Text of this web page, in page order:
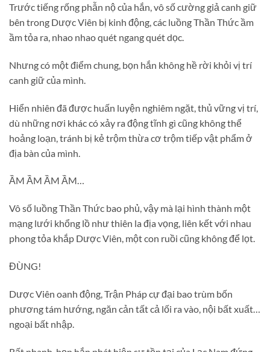
Trước tiếng rống phẫn nộ của hắn, vô số cường giả canh giữ
bên trong Dược Viên bị kinh động, các luồng Thần Thức ầm
ầm tỏa ra, nhao nhao quét ngang quét dọc.
Nhưng có một điểm chung, bọn hắn không hề rời khỏi vị trí
canh giữ của mình.
Hiển nhiên đã được huấn luyện nghiêm ngặt, thủ vững vị trí,
dù những nơi khác có xảy ra động tĩnh gì cũng không thể
hoảng loạn, tránh bị kẻ trộm thừa cơ trộm tiếp vật phẩm ở
địa bàn của mình.
ẦM ẦM ẦM ẦM…
Vô số luồng Thần Thức bao phủ, vậy mà lại hình thành một
mạng lưới khổng lồ như thiên la địa vọng, liên kết với nhau
phong tỏa khắp Dược Viên, một con ruồi cũng không để lọt.
ĐÙNG!
Dược Viên oanh động, Trận Pháp cự đại bao trùm bốn
phương tám hướng, ngăn cản tất cả lối ra vào, nội bất xuất…
ngoại bất nhập.